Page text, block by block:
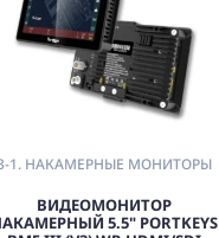
1. НАКАМЕРНЫЕ МОНИТОРЫ
ВИДЕОМОНИТОР
5.5" PORTKEYS